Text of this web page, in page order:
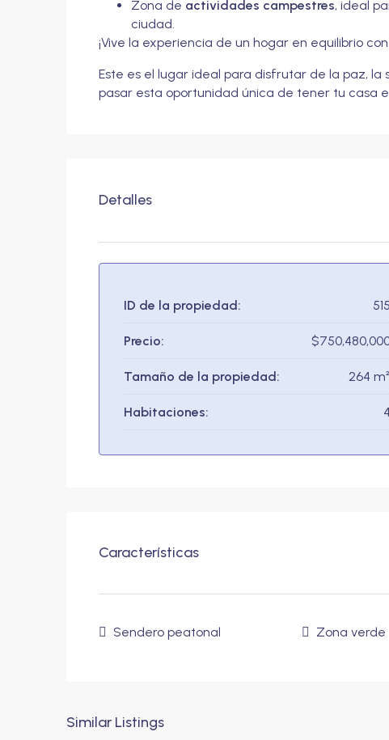
Zona de actividades campestres, ideal
ciudad.
¡Vive la experiencia de un hogar en equilibrio
Este es el lugar ideal para disfrutar de la paz,
pasar esta oportunidad única de tener tu casa
Detalles
ID de la propiedad: 515
Precio:
Tamaño de la propiedad: 264 m²
Habitaciones: 4
Características
Sendero peatonal Zona verde
Similar Listings